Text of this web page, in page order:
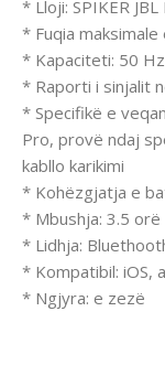
* Lloji: SPIKER JBL
* Fuqia
* Kapaciteti: 50
* Raporti i sinjalit
* Specifikë e
Pro, provë ndaj
kabllo karikimi
* Kohëzgjatja e
* Mbushja: 3.5 orë
* Lidhja:
* Kompatibil: iOS,
* Ngjyra: e zezë